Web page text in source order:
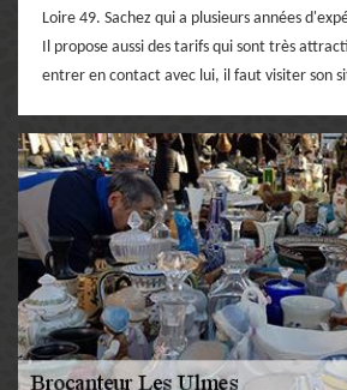
Loire 49. Sachez qui a plusieurs années
Il propose aussi des tarifs qui sont très
entrer en contact avec lui, il faut visiter son